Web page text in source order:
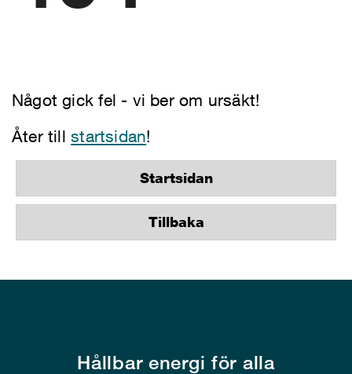
Något gick fel - vi ber om ursäkt!
Åter tillstartsidan!
Startsidan
Tillbaka
Hållbar energi för alla